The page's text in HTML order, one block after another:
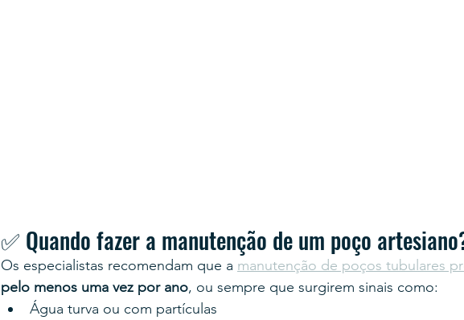
✅ Quando fazer a manutenção de um poço
Os especialistas recomendam que a manutenção de poços tubulares
pelo menos uma vez por ano, ou sempre que surgirem sinais como:
Água turva ou com partículas